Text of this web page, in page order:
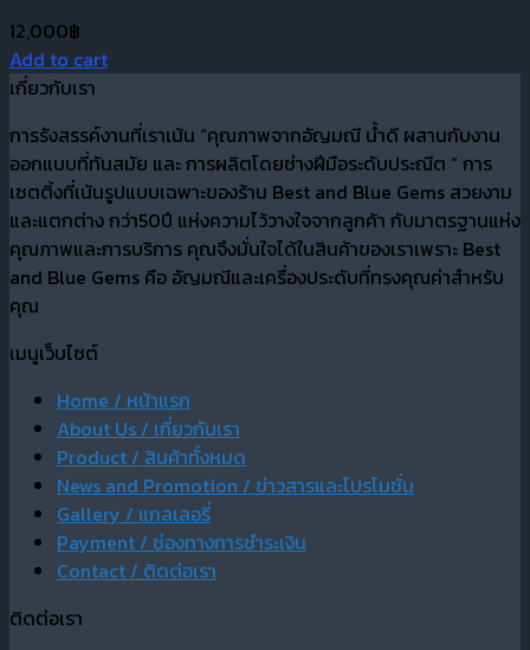
12,000฿
Add to cart
เกี่ยวกับเรา
การรังสรรค์งานที่เราเน้น “คุณภาพจากอัญมณี น้ำดี ผสานกับงาน
ออกแบบที่ทันสมัย และ การผลิตโดยช่างฝีมือระดับประณีต “ การ
เซตติ้งที่เน้นรูปแบบเฉพาะของร้าน Best and Blue Gems สวยงาม
และแตกต่าง กว่า50ปี แห่งความไว้วางใจจากลูกค้า กับมาตรฐานแห่ง
คุณภาพและการบริการ คุณจึงมั่นใจได้ในสินค้าของเราเพราะ Best
and Blue Gems คือ อัญมณีและเครื่องประดับที่ทรงคุณค่าสำหรับ
คุณ
เมนูเว็บไซต์
Home / หน้าแรก
About Us / เกี่ยวกับเรา
Product / สินค้าทั้งหมด
News and Promotion / ข่าวสารและโปรโมชั่น
Gallery / แกลเลอรี่
Payment / ช่องทางการชำระเงิน
Contact / ติดต่อเรา
ติดต่อเรา